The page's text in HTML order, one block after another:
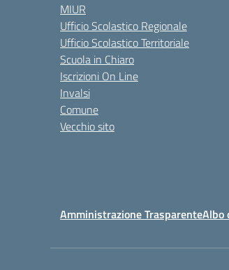
MIUR
Ufficio Scolastico Regionale
Ufficio Scolastico Territoriale
Scuola in Chiaro
Iscrizioni On Line
Invalsi
Comune
Vecchio sito
Amministrazione TrasparenteAlbo